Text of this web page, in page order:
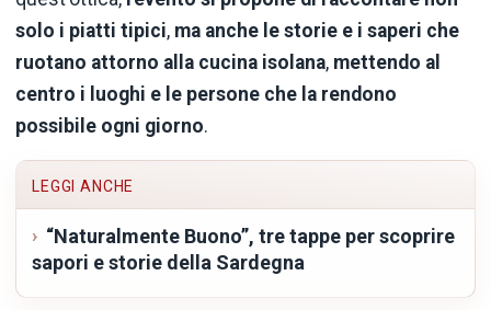
solo i piatti tipici, ma anche le storie e i saperi che
ruotano attorno alla cucina isolana, mettendo al
centro i luoghi e le persone che la rendono
possibile ogni giorno.
LEGGI ANCHE
“Naturalmente Buono”, tre tappe per scoprire
sapori e storie della Sardegna